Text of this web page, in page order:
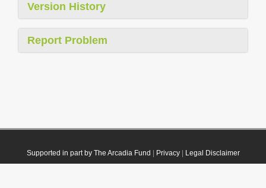
Version History
Report Problem
Supported in part by The Arcadia Fund Privacy| Legal Disclaimer